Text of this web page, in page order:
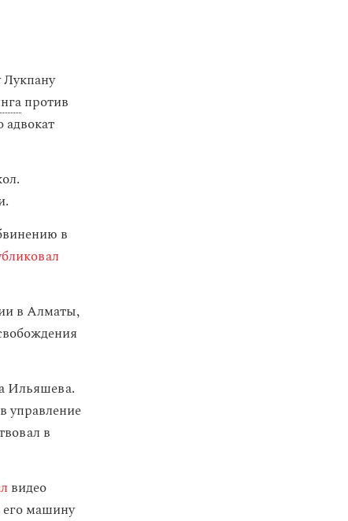
Лукпану
против
адвокат
в
в Алматы,
Ильяшева.
управление
в
видео
его машину